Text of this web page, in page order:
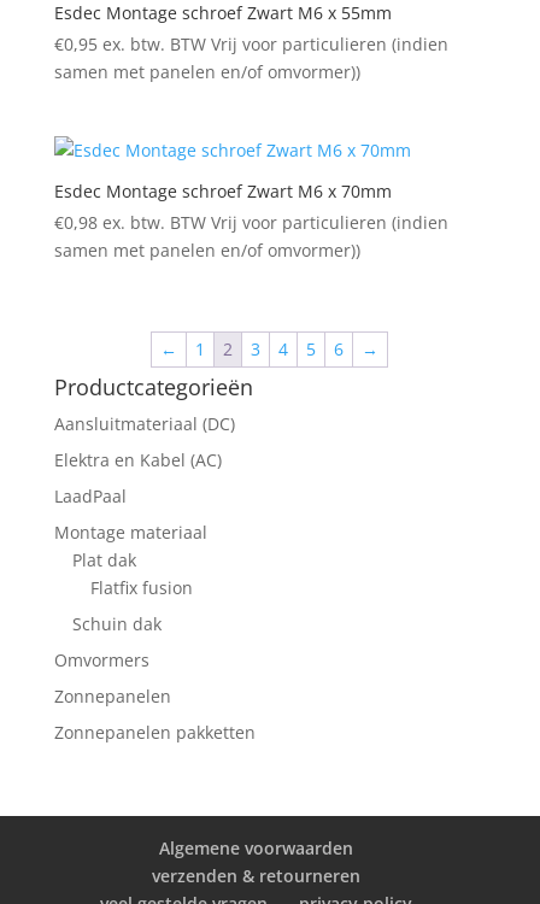
Esdec Montage schroef Zwart M6 x 55mm
€0,95 ex. btw. BTW Vrij voor particulieren (indien
samen met panelen en/of omvormer))
Esdec Montage schroef Zwart M6 x 70mm
€0,98 ex. btw. BTW Vrij voor particulieren (indien
samen met panelen en/of omvormer))
← 1 2 3 4 5 6 →
Productcategorieën
Aansluitmateriaal (DC)
Elektra en Kabel (AC)
LaadPaal
Montage materiaal
Plat dak
Flatfix fusion
Schuin dak
Omvormers
Zonnepanelen
Zonnepanelen pakketten
Algemene voorwaarden
verzenden & retourneren